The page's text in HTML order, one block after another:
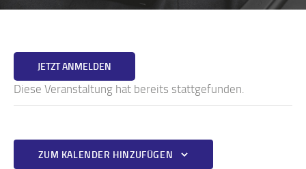
JETZT ANMELDEN
Diese Veranstaltung hat bereits stattgefunden.
ZUM KALENDER HINZUFÜGEN